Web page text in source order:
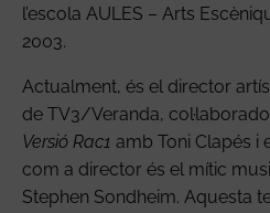
l’escola AULES – Arts
2003.
Actualment, és el director
de TV3/Veranda,
Versió Rac1 amb Toni Clapés i
com a director és el mític
Stephen Sondheim. Aquesta